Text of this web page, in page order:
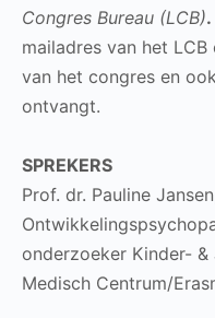
Congres Bureau (LCB).
mailadres van het
van het congres en
ontvangt.
SPREKERS
Prof. dr. Pauline
onderzoeker Kinder-
Medisch Centrum/